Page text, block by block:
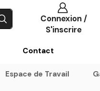
Connexion /
S'inscrire
Contact
Espace de Travail